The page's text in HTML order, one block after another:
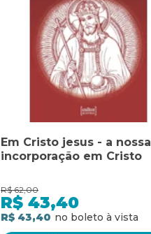
Em Cristo jesus - a nossa
incorporação em Cristo
R$ 62,00
R$ 43,40
R$ 43,40